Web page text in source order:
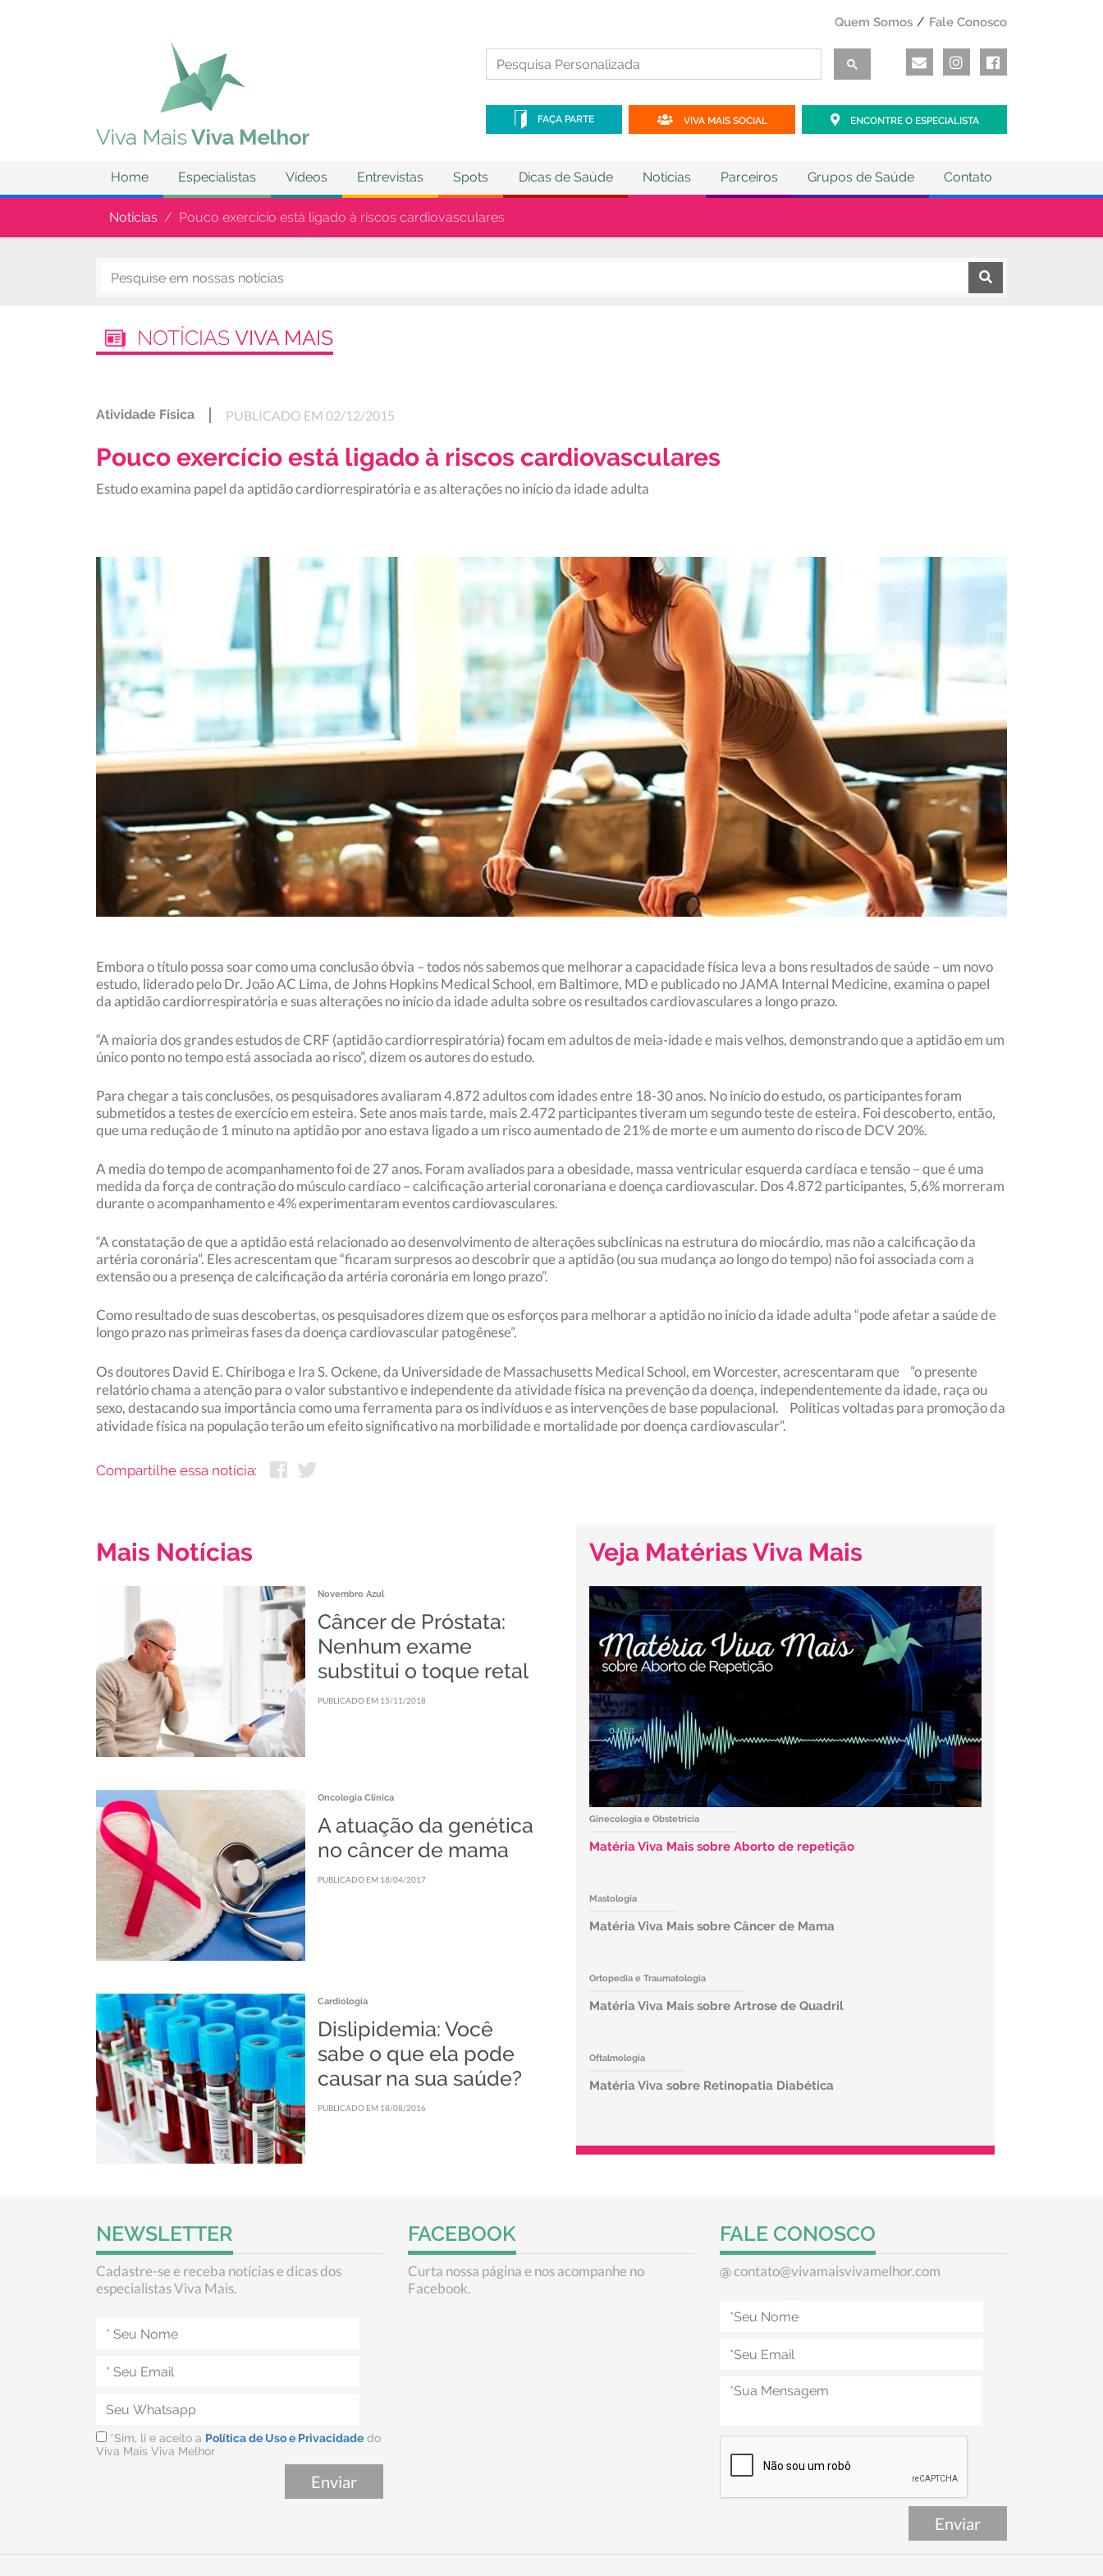
Quem Somos Fale Conosco
FAÇA PARTE VIVA MAIS SOCIAL ENCONTRE O ESPECIALISTA
Home Especialistas Vídeos Entrevistas Spots Dicas de Saúde Notícias Parceiros Grupos de Saúde Contato
Notícias Pouco exercício está ligado à riscos cardiovasculares
NOTÍCIAS VIVA MAIS
Atividade Física PUBLICADO EM 02/12/2015
Pouco exercício está ligado à riscos cardiovasculares
Estudo examina papel da aptidão cardiorrespiratória e as alterações no início da idade adulta
Embora o título possa soar como uma conclusão óbvia – todos nós sabemos que melhorar a capacidade física leva a bons resultados de saúde – um novo
estudo, liderado pelo Dr. João AC Lima, de Johns Hopkins Medical School, em Baltimore, MD e publicado no JAMA Internal Medicine, examina o papel
da aptidão cardiorrespiratória e suas alterações no início da idade adulta sobre os resultados cardiovasculares a longo prazo.
“A maioria dos grandes estudos de CRF (aptidão cardiorrespiratória) focam em adultos de meia-idade e mais velhos, demonstrando que a aptidão em um
único ponto no tempo está associada ao risco”, dizem os autores do estudo.
Para chegar a tais conclusões, os pesquisadores avaliaram 4.872 adultos com idades entre 18-30 anos. No início do estudo, os participantes foram
submetidos a testes de exercício em esteira. Sete anos mais tarde, mais 2.472 participantes tiveram um segundo teste de esteira. Foi descoberto, então,
que uma redução de 1 minuto na aptidão por ano estava ligado a um risco aumentado de 21% de morte e um aumento do risco de DCV 20%.
A media do tempo de acompanhamento foi de 27 anos. Foram avaliados para a obesidade, massa ventricular esquerda cardíaca e tensão – que é uma
medida da força de contração do músculo cardíaco – calcificação arterial coronariana e doença cardiovascular. Dos 4.872 participantes, 5,6% morreram
durante o acompanhamento e 4% experimentaram eventos cardiovasculares.
“A constatação de que a aptidão está relacionado ao desenvolvimento de alterações subclínicas na estrutura do miocárdio, mas não a calcificação da
artéria coronária”. Eles acrescentam que “ficaram surpresos ao descobrir que a aptidão (ou sua mudança ao longo do tempo) não foi associada com a
extensão ou a presença de calcificação da artéria coronária em longo prazo”.
Como resultado de suas descobertas, os pesquisadores dizem que os esforços para melhorar a aptidão no início da idade adulta “pode ​​afetar a saúde de
longo prazo nas primeiras fases da doença cardiovascular patogênese”.
Os doutores David E. Chiriboga e Ira S. Ockene, da Universidade de Massachusetts Medical School, em Worcester, acrescentaram que ”o presente
relatório chama a atenção para o valor substantivo e independente da atividade física na prevenção da doença, independentemente da idade, raça ou
sexo, destacando sua importância como uma ferramenta para os indivíduos e as intervenções de base populacional. Políticas voltadas para promoção da
atividade física na população terão um efeito significativo na morbilidade e mortalidade por doença cardiovascular”.
Compartilhe essa notícia:
Mais Notícias
Novembro Azul
Câncer de Próstata:
Nenhum exame
substitui o toque retal
PUBLICADO EM 15/11/2018
Oncologia Clínica
A atuação da genética
no câncer de mama
PUBLICADO EM 18/04/2017
Cardiologia
Dislipidemia: Você
sabe o que ela pode
causar na sua saúde?
PUBLICADO EM 18/08/2016
Veja Matérias Viva Mais
Ginecologia e Obstetrícia
Matéria Viva Mais sobre Aborto de repetição
Mastologia
Matéria Viva Mais sobre Câncer de Mama
Ortopedia e Traumatologia
Matéria Viva Mais sobre Artrose de Quadril
Oftalmologia
Matéria Viva sobre Retinopatia Diabética
NEWSLETTER
Cadastre-se e receba notícias e dicas dos
especialistas Viva Mais.
*Sim, li e aceito a Política de Uso e Privacidade do
Viva Mais Viva Melhor
FACEBOOK
Curta nossa página e nos acompanhe no
Facebook.
FALE CONOSCO
@contato@vivamaisvivamelhor.com